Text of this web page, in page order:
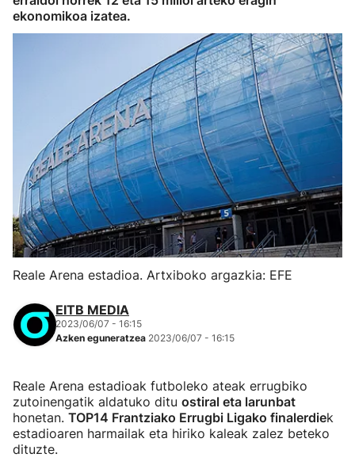
ekonomikoa izatea.
Reale Arena estadioa. Artxiboko argazkia: EFE
EITB MEDIA
2023/06/07 - 16:15
Azken eguneratzea 2023/06/07 - 16:15
Reale Arena estadioak futboleko ateak errugbiko
zutoinengatik aldatuko ditu ostiral eta larunbat
honetan. TOP14 Frantziako Errugbi Ligako finalerdiek
estadioaren harmailak eta hiriko kaleak zalez beteko
dituzte.